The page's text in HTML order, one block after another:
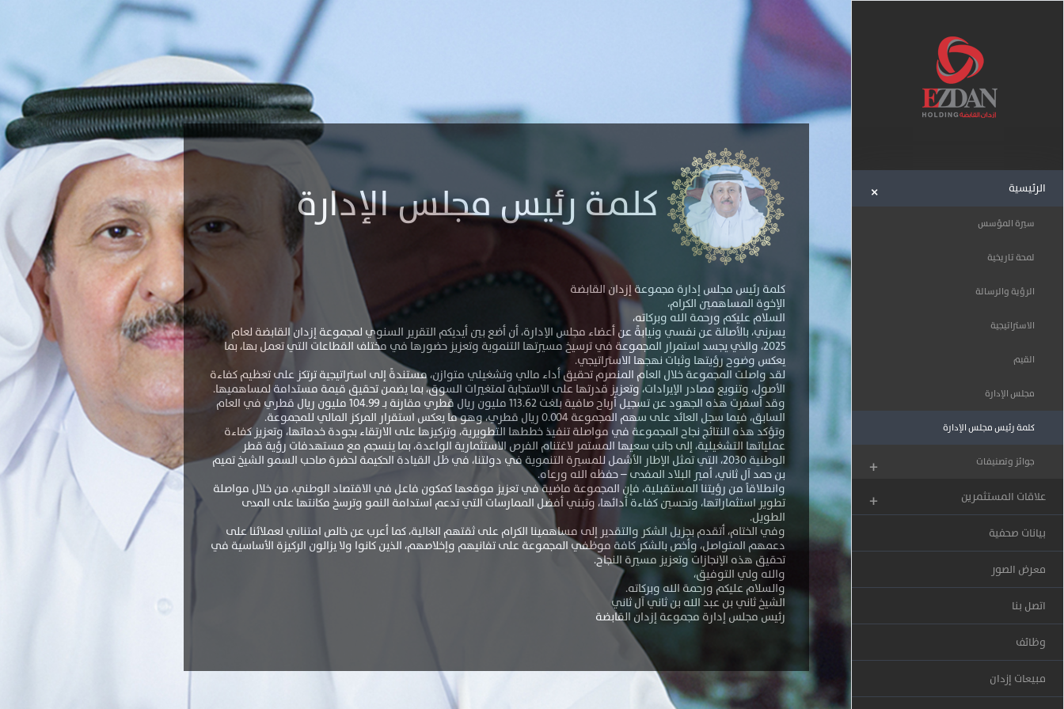
الرئيسية +
سيرة المؤسس
لمحة تاريخية
الرؤية والرسالة
الاستراتيجية
القيم
مجلس الإدارة
كلمة رئيس مجلس الإدارة
جوائز وتصنيفات +
علاقات المستثمرين +
بيانات صحفية
معرض الصور
اتصل بنا
وظائف
مبيعات إزدان
كلمة رئيس مجلس الإدارة
كلمة رئيس مجلس إدارة مجموعة إزدان القابضة
الإخوة المساهمين الكرام،
السلام عليكم ورحمة الله وبركاته،
يسرني، بالأصالة عن نفسي ونيابةً عن أعضاء مجلس الإدارة، أن أضع بين أيديكم التقرير السنوي لمجموعة إزدان القابضة لعام
2025، والذي يجسد استمرار المجموعة في ترسيخ مسيرتها التنموية وتعزيز حضورها في مختلف القطاعات التي تعمل بها، بما
يعكس وضوح رؤيتها وثبات نهجها الاستراتيجي.
لقد واصلت المجموعة خلال العام المنصرم تحقيق أداء مالي وتشغيلي متوازن، مستندةً إلى استراتيجية ترتكز على تعظيم كفاءة
الأصول، وتنويع مصادر الإيرادات، وتعزيز قدرتها على الاستجابة لمتغيرات السوق، بما يضمن تحقيق قيمة مستدامة لمساهميها.
وقد أسفرت هذه الجهود عن تسجيل أرباح صافية بلغت 113.62 مليون ريال قطري مقارنة بـ 104.99 مليون ريال قطري في العام
السابق، فيما سجل العائد على سهم المجموعة 0.004 ريال قطري، وهو ما يعكس استقرار المركز المالي للمجموعة.
وتؤكد هذه النتائج نجاح المجموعة في مواصلة تنفيذ خططها التطويرية، وتركيزها على الارتقاء بجودة خدماتها، وتعزيز كفاءة
عملياتها التشغيلية، إلى جانب سعيها المستمر لاغتنام الفرص الاستثمارية الواعدة، بما ينسجم مع مستهدفات رؤية قطر
الوطنية 2030، التي تمثل الإطار الأشمل للمسيرة التنموية في دولتنا، في ظل القيادة الحكيمة لحضرة صاحب السمو الشيخ تميم
بن حمد آل ثاني، أمير البلاد المفدى – حفظه الله ورعاه.
وانطلاقاً من رؤيتنا المستقبلية، فإن المجموعة ماضية في تعزيز موقعها كمكون فاعل في الاقتصاد الوطني، من خلال مواصلة
تطوير استثماراتها، وتحسين كفاءة أدائها، وتبني أفضل الممارسات التي تدعم استدامة النمو وترسخ مكانتها على المدى
الطويل.
وفي الختام، أتقدم بجزيل الشكر والتقدير إلى مساهمينا الكرام على ثقتهم الغالية، كما أعرب عن خالص امتناني لعملائنا على
دعمهم المتواصل، وأخص بالشكر كافة موظفي المجموعة على تفانيهم وإخلاصهم، الذين كانوا ولا يزالون الركيزة الأساسية في
تحقيق هذه الإنجازات وتعزيز مسيرة النجاح.
والله ولي التوفيق،
والسلام عليكم ورحمة الله وبركاته.
الشيخ ثاني بن عبد الله بن ثاني آل ثاني
رئيس مجلس إدارة مجموعة إزدان القابضة